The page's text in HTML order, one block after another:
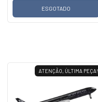
ESGOTADO
ATENÇÃO, ÚLTIMA PEÇA!